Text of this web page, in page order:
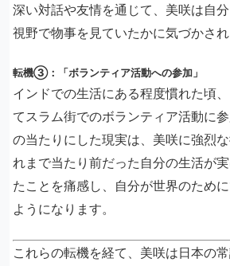
深い対話や友情を通じて、美咲は自
視野で物事を見ていたかに気づかされ
転機③：「ボランティア活動への参加」
インドでの生活にある程度慣れた頃
てスラム街でのボランティア活動に
の当たりにした現実は、美咲に強烈
れまで当たり前だった自分の生活が
たことを痛感し、自分が世界のため
ようになります。
これらの転機を経て、美咲は日本の